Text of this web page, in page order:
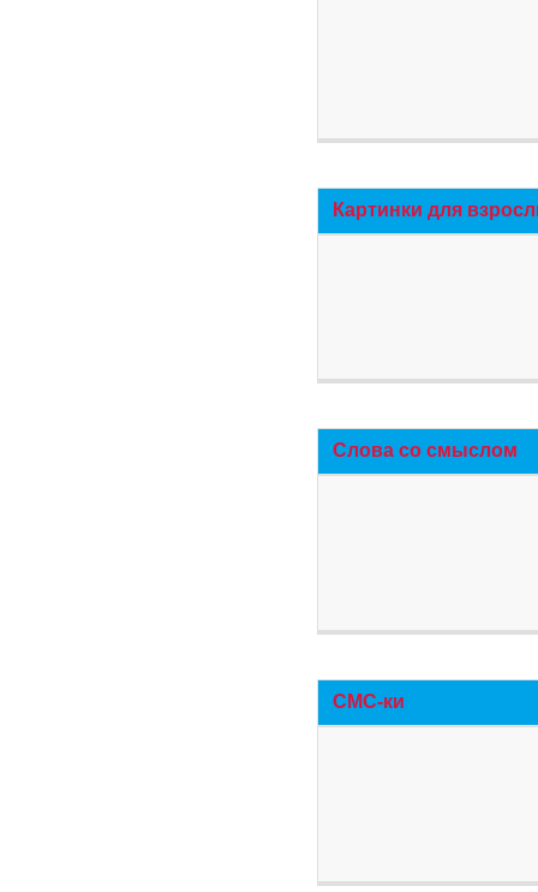
Картинки для
Слова со смыслом
СМС-ки